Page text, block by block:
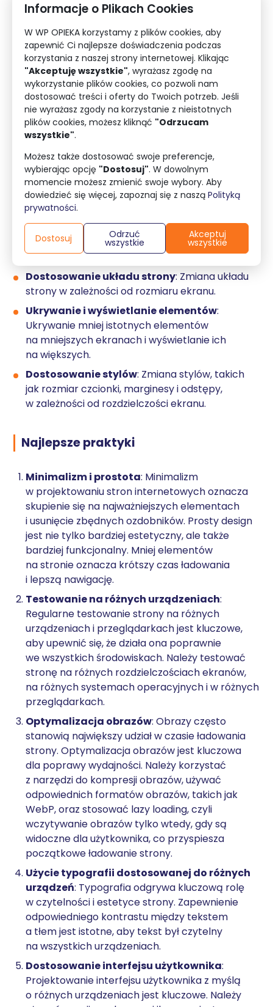
Informacje o Plikach Cookies
W WP OPIEKA korzystamy z plików cookies, aby
zapewnić Ci najlepsze doświadczenia podczas
korzystania z naszej strony internetowej. Klikając
"Akceptuję wszystkie", wyrażasz zgodę na
wykorzystanie plików cookies, co pozwoli nam
dostosować treści i oferty do Twoich potrzeb. Jeśli
nie wyrażasz zgody na korzystanie z nieistotnych
plików cookies, możesz kliknąć "Odrzucam
wszystkie".
Możesz także dostosować swoje preferencje,
wybierając opcję "Dostosuj". W dowolnym
momencie możesz zmienić swoje wybory. Aby
dowiedzieć się więcej, zapoznaj się z naszą Polityką
prywatności.
Dostosuj Odrzuć
wszystkie
Akceptuj
wszystkie
Maksymalna szerokość: Ustawienie
maksymalnej szerokości obrazów na 100%,
aby zapobiec ich wychodzeniu poza granice
kontenera.
Zastosowanie odpowiednich formatów
Korzystanie z formatów obrazów, które są
dobrze skompresowane i zoptymalizowane
dla różnych urządzeń, takich jak WebP.
Media queries
Media queries to technika CSS, która pozwala
na stosowanie różnych stylów w zależności
od właściwości urządzenia, takich jak szerokość
ekranu, wysokość, orientacja ekranu i inne.
Technika ta umożliwia projektantom:
Dostosowanie układu strony: Zmiana układu
strony w zależności od rozmiaru ekranu.
Ukrywanie i wyświetlanie elementów:
Ukrywanie mniej istotnych elementów
na mniejszych ekranach i wyświetlanie ich
na większych.
Dostosowanie stylów: Zmiana stylów, takich
jak rozmiar czcionki, marginesy i odstępy,
w zależności od rozdzielczości ekranu.
Najlepsze praktyki
Minimalizm i prostota: Minimalizm
w projektowaniu stron internetowych oznacza
skupienie się na najważniejszych elementach
i usunięcie zbędnych ozdobników. Prosty design
jest nie tylko bardziej estetyczny, ale także
bardziej funkcjonalny. Mniej elementów
na stronie oznacza krótszy czas ładowania
i lepszą nawigację.
Testowanie na różnych urządzeniach:
Regularne testowanie strony na różnych
urządzeniach i przeglądarkach jest kluczowe,
aby upewnić się, że działa ona poprawnie
we wszystkich środowiskach. Należy testować
stronę na różnych rozdzielczościach ekranów,
na różnych systemach operacyjnych i w różnych
przeglądarkach.
Optymalizacja obrazów: Obrazy często
stanowią największy udział w czasie ładowania
strony. Optymalizacja obrazów jest kluczowa
dla poprawy wydajności. Należy korzystać
z narzędzi do kompresji obrazów, używać
odpowiednich formatów obrazów, takich jak
WebP, oraz stosować lazy loading, czyli
wczytywanie obrazów tylko wtedy, gdy są
widoczne dla użytkownika, co przyspiesza
początkowe ładowanie strony.
Użycie typografii dostosowanej do różnych
urządzeń: Typografia odgrywa kluczową rolę
w czytelności i estetyce strony. Zapewnienie
odpowiedniego kontrastu między tekstem
a tłem jest istotne, aby tekst był czytelny
na wszystkich urządzeniach.
Dostosowanie interfejsu użytkownika:
Projektowanie interfejsu użytkownika z myślą
o różnych urządzeniach jest kluczowe. Należy